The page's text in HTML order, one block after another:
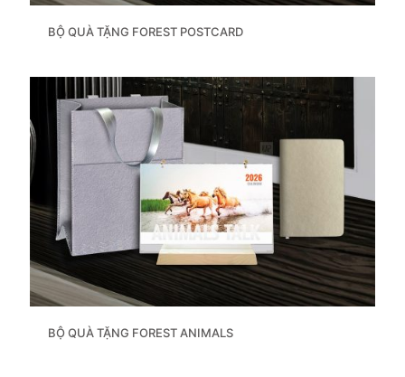
BỘ QUÀ TẶNG FOREST POSTCARD
BỘ QUÀ TẶNG FOREST ANIMALS